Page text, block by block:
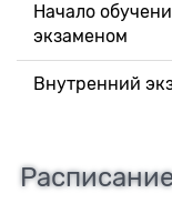
Начало
экзаменом
Внутренний